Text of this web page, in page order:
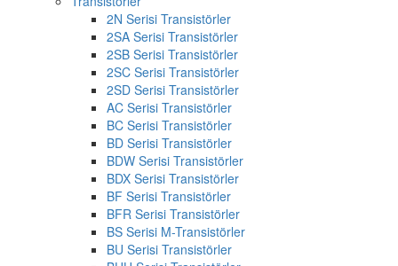
2N Serisi Transistörler
2SA Serisi Transistörler
2SB Serisi Transistörler
2SC Serisi Transistörler
2SD Serisi Transistörler
AC Serisi Transistörler
BC Serisi Transistörler
BD Serisi Transistörler
BDW Serisi Transistörler
BDX Serisi Transistörler
BF Serisi Transistörler
BFR Serisi Transistörler
BS Serisi M-Transistörler
BU Serisi Transistörler